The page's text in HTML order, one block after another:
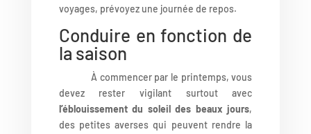
voyages, prévoyez une journée de repos.
Conduire en fonction de
la saison
À commencer par le printemps, vous
devez rester vigilant surtout avec
l’éblouissement du soleil des beaux jours,
des petites averses qui peuvent rendre la